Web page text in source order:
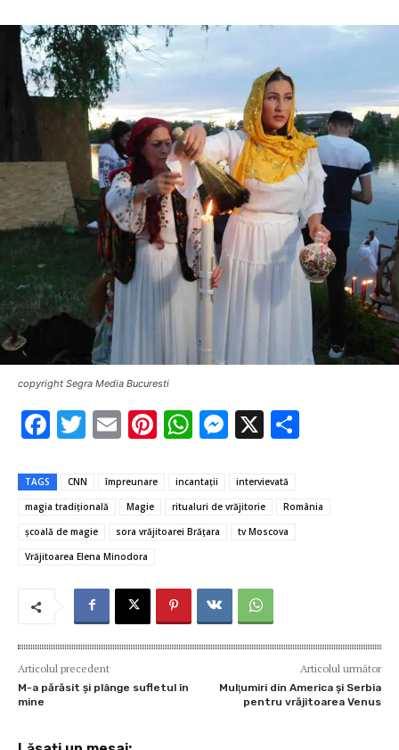
copyright Segra Media Bucuresti
F
e
b
o
o
T
it
te
r
E
ai
l
Pi
er
es
t
W
at
s
A
p
M
se
n
g
X
je
TAGS CNN împreunare incantaţii
intervievată
magia tradiţională
Magie ritualuri de vrăjitorie
România
şcoală de magie
sora vrăjitoarei Brăţara
tv Moscova
Vrăjitoarea Elena Minodora
Articolul precedent
M-a părăsit și plânge sufletul în
mine
Articolul următor
Mulţumiri din America și Serbia
pentru vrăjitoarea Venus